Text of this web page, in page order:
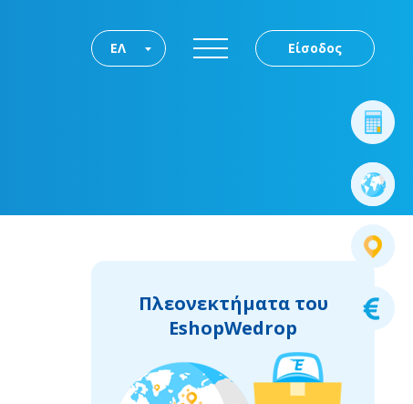
Είσοδος
ΕΛ
Πλεονεκτήματα του
EshopWedrop